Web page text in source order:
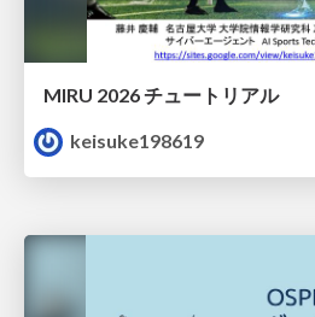
MIRU 2026 チュートリアル
keisuke198619